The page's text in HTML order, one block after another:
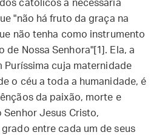
católicos a necessária
"não há fruto da graça na
não tenha como instrumento
de Nossa Senhora"[1]. Ela, a
Puríssima cuja maternidade
o céu a toda a humanidade, é
da paixão, morte e
Senhor Jesus Cristo,
entre cada um de seus